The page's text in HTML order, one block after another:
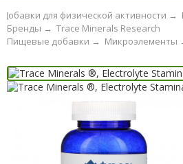
Добавки для физической активности →
Trace Minerals Research
Бренды →
Микроэлементы
Пищевые добавки →